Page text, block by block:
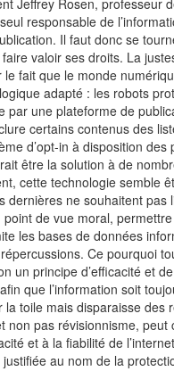
Jeffrey Rosen, professeur
responsable de
Il faut donc se
valoir ses droits. La
fait que le monde
adapté : les robots
par une plateforme de
certains contenus des
d’opt-in à disposition des
être la solution à de
cette technologie semble
dernières ne souhaitent pas
point de vue moral,
les bases de données
Ce pourquoi
un principe d’efficacité et
que l’information soit
la toile mais disparaisse des
non pas révisionnisme, peut
et à la fiabilité de
au nom de la